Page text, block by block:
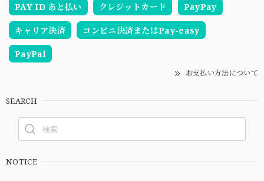
PAY ID あと払い
クレジットカード PayPay
キャリア決済 コンビニ決済またはPay-easy
PayPal
お支払い方法について
SEARCH
NOTICE